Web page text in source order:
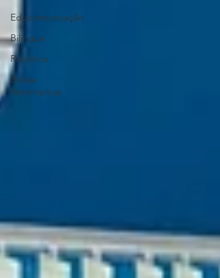
Educomunicação
Bilíngue
Robótica
Bolsas
filantrópicas